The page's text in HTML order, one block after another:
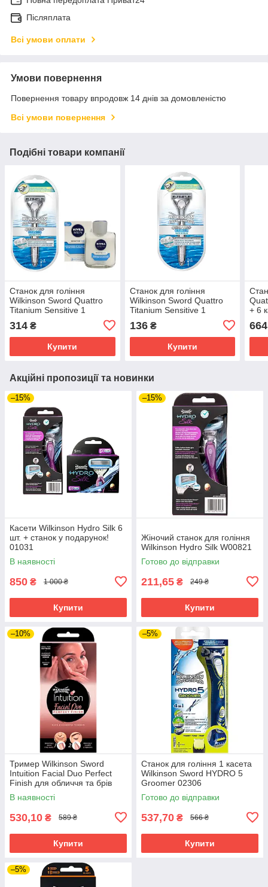
Післяплата
Всі умови оплати
Умови повернення
Повернення товару впродовж 14 днів за домовленістю
Всі умови повернення
Подібні товари компанії
Станок для гоління
Wilkinson Sword Quattro
Titanium Sensitive 1
Sensitive Cooling бальзам
після гоління
314 ₴
Купити
Станок для гоління
Wilkinson Sword Quattro
Titanium Sensitive 1
136₴
Купити
+ 6
664
Акційні пропозиції та новинки
–15%
Касети Wilkinson Hydro Silk 6
шт. + станок у подарунок!
01031
В наявності
850 ₴ 1 000 ₴
Купити
–15%
Жіночий станок для гоління
Wilkinson Hydro Silk W00821
Готово до відправки
211,65 ₴ 249 ₴
Купити
–10%
Тример Wilkinson Sword
Intuition Facial Duo Perfect
Finish для обличчя та брів
02548
В наявності
530,10 ₴ 589 ₴
Купити
–5%
Станок для гоління 1 касета
Wilkinson Sword HYDRO 5
Groomer 02306
Готово до відправки
537,70 ₴ 566 ₴
Купити
–5%